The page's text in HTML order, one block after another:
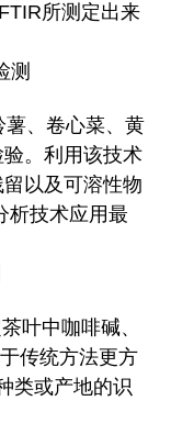
所测定出来
测
薯、卷心菜、黄
。利用该技术
以及可溶性物
析技术应用最
叶中咖啡碱、
传统方法更方
类或产地的识